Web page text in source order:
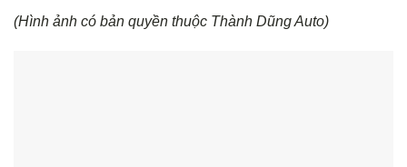
(Hình ảnh có bản quyền thuộc Thành Dũng Auto)